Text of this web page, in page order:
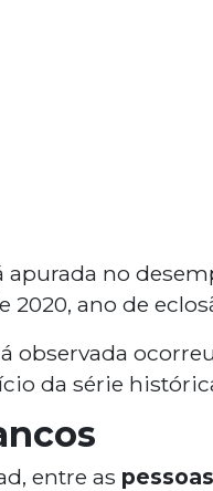
apurada no
ano de
observada
da série
entre as